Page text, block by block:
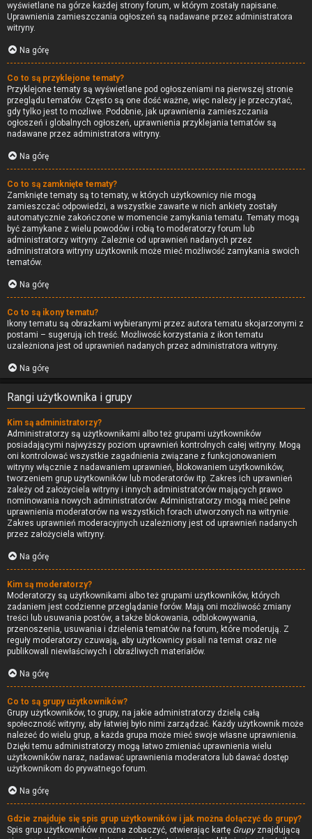
wyświetlane na górze każdej strony forum, w którym zostały napisane.
Uprawnienia zamieszczania ogłoszeń są nadawane przez administratora
witryny.
Na górę
Co to są przyklejone tematy?
Przyklejone tematy są wyświetlane pod ogłoszeniami na pierwszej stronie
przeglądu tematów. Często są one dość ważne, więc należy je przeczytać,
gdy tylko jest to możliwe. Podobnie, jak uprawnienia zamieszczania
ogłoszeń i globalnych ogłoszeń, uprawnienia przyklejania tematów są
nadawane przez administratora witryny.
Na górę
Co to są zamknięte tematy?
Zamknięte tematy są to tematy, w których użytkownicy nie mogą
zamieszczać odpowiedzi, a wszystkie zawarte w nich ankiety zostały
automatycznie zakończone w momencie zamykania tematu. Tematy mogą
być zamykane z wielu powodów i robią to moderatorzy forum lub
administratorzy witryny. Zależnie od uprawnień nadanych przez
administratora witryny użytkownik może mieć możliwość zamykania swoich
tematów.
Na górę
Co to są ikony tematu?
Ikony tematu są obrazkami wybieranymi przez autora tematu skojarzonymi z
postami – sugerują ich treść. Możliwość korzystania z ikon tematu
uzależniona jest od uprawnień nadanych przez administratora witryny.
Na górę
Rangi użytkownika i grupy
Kim są administratorzy?
Administratorzy są użytkownikami albo też grupami użytkowników
posiadającymi najwyższy poziom uprawnień kontrolnych całej witryny. Mogą
oni kontrolować wszystkie zagadnienia związane z funkcjonowaniem
witryny włącznie z nadawaniem uprawnień, blokowaniem użytkowników,
tworzeniem grup użytkowników lub moderatorów itp. Zakres ich uprawnień
zależy od założyciela witryny i innych administratorów mających prawo
nominowania nowych administratorów. Administratorzy mogą mieć pełne
uprawnienia moderatorów na wszystkich forach utworzonych na witrynie.
Zakres uprawnień moderacyjnych uzależniony jest od uprawnień nadanych
przez założyciela witryny.
Na górę
Kim są moderatorzy?
Moderatorzy są użytkownikami albo też grupami użytkowników, których
zadaniem jest codzienne przeglądanie forów. Mają oni możliwość zmiany
treści lub usuwania postów, a także blokowania, odblokowywania,
przenoszenia, usuwania i dzielenia tematów na forum, które moderują. Z
reguły moderatorzy czuwają, aby użytkownicy pisali na temat oraz nie
publikowali niewłaściwych i obraźliwych materiałów.
Na górę
Co to są grupy użytkowników?
Grupy użytkowników, to grupy, na jakie administratorzy dzielą całą
społeczność witryny, aby łatwiej było nimi zarządzać. Każdy użytkownik może
należeć do wielu grup, a każda grupa może mieć swoje własne uprawnienia.
Dzięki temu administratorzy mogą łatwo zmieniać uprawnienia wielu
użytkowników naraz, nadawać uprawnienia moderatora lub dawać dostęp
użytkownikom do prywatnego forum.
Na górę
Gdzie znajduje się spis grup użytkowników i jak można dołączyć do grupy?
Spis grup użytkowników można zobaczyć, otwierając kartę Grupyznajdującą